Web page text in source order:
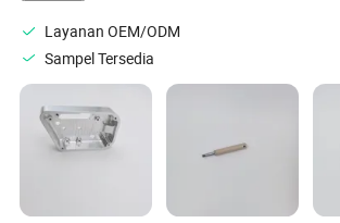
Layanan OEM/ODM
Sampel Tersedia